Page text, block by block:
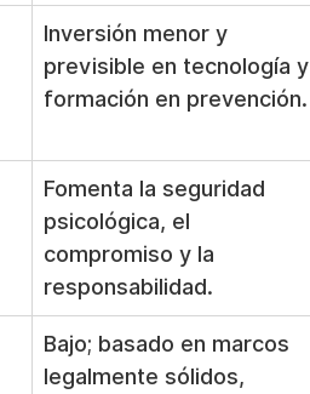
Inversión menor y
previsible en tecnología y
formación en prevención.
Fomenta la seguridad
psicológica, el
compromiso y la
responsabilidad.
Bajo; basado en marcos
legalmente sólidos,